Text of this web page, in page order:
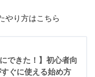
やり方はこちら
できた！】初心者向
ぐに使える始め方